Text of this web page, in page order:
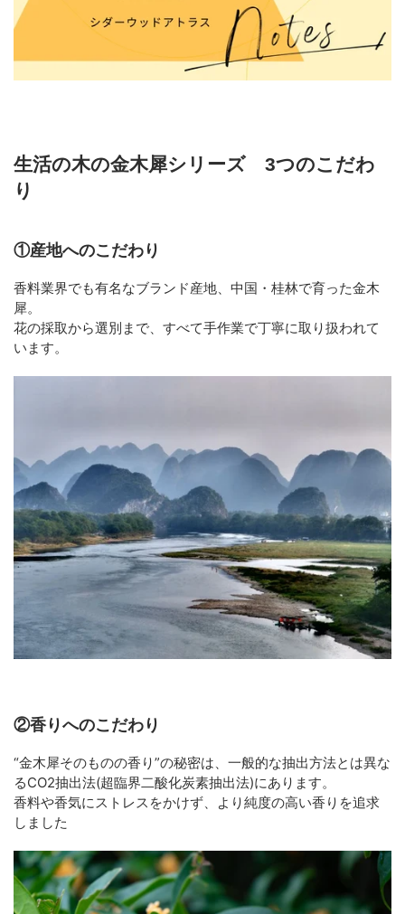
生活の木の金木犀シリーズ 3つのこだわ
り
①産地へのこだわり
香料業界でも有名なブランド産地、中国・桂林で育った金木
犀。
花の採取から選別まで、すべて手作業で丁寧に取り扱われて
います。
②香りへのこだわり
“金木犀そのものの香り”の秘密は、一般的な抽出方法とは異な
るCO2抽出法(超臨界二酸化炭素抽出法)にあります。
香料や香気にストレスをかけず、より純度の高い香りを追求
しました